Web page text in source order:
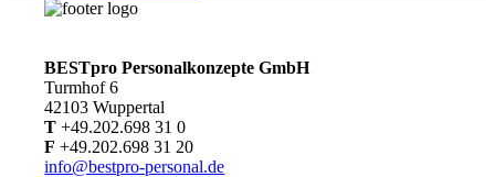
BESTpro Personalkonzepte GmbH
Turmhof 6
42103 Wuppertal
T +49.202.698 31 0
F +49.202.698 31 20
info@bestpro-personal.de